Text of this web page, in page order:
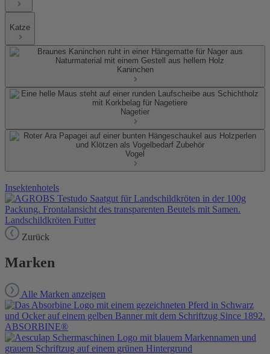
Katze
Kaninchen
Nagetier
Vogel
Insektenhotels
Landschildkröten Futter
Zurück
Marken
Alle Marken anzeigen
ABSORBINE®